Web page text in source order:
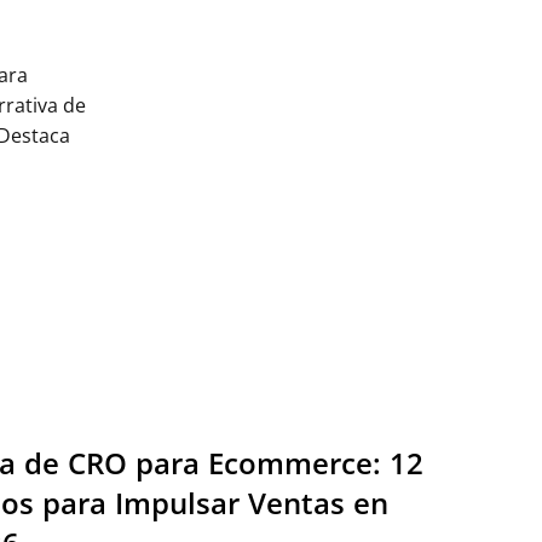
de
de CRO para Ecommerce: 12
para Impulsar Ventas en